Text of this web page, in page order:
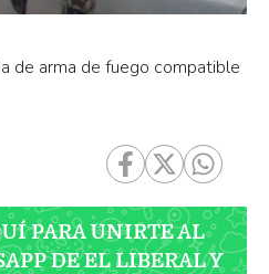
de arma de fuego compatible
PARA UNIRTE AL
DE EL LIBERAL Y